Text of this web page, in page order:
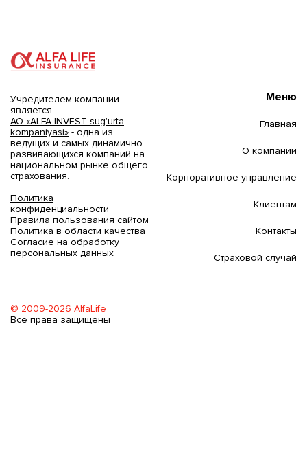
Учредителем компании
является
АО «ALFA INVEST sug'urta
kompaniyasi» - одна из
ведущих и самых динамично
развивающихся компаний на
национальном рынке общего
страхования.
Политика
конфиденциальности
Правила пользования сайтом
Политика в области качества
Согласие на обработку
персональных данных
© 2009-2026 AlfaLife
Все права защищены
Меню
Главная
О компании
Корпоративное управление
Клиентам
Контакты
Страховой случай